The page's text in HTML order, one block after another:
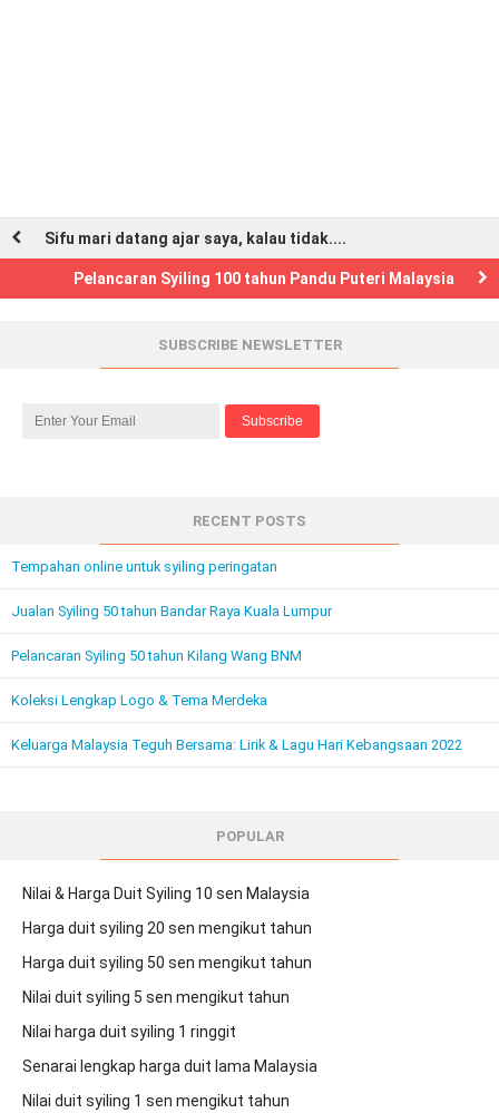
Sifu mari datang ajar saya, kalau tidak....
Pelancaran Syiling 100 tahun Pandu Puteri Malaysia
SUBSCRIBE NEWSLETTER
RECENT POSTS
Tempahan online untuk syiling peringatan
Jualan Syiling 50 tahun Bandar Raya Kuala Lumpur
Pelancaran Syiling 50 tahun Kilang Wang BNM
Koleksi Lengkap Logo & Tema Merdeka
Keluarga Malaysia Teguh Bersama: Lirik & Lagu Hari Kebangsaan 2022
POPULAR
Nilai & Harga Duit Syiling 10 sen Malaysia
Harga duit syiling 20 sen mengikut tahun
Harga duit syiling 50 sen mengikut tahun
Nilai duit syiling 5 sen mengikut tahun
Nilai harga duit syiling 1 ringgit
Senarai lengkap harga duit lama Malaysia
Nilai duit syiling 1 sen mengikut tahun